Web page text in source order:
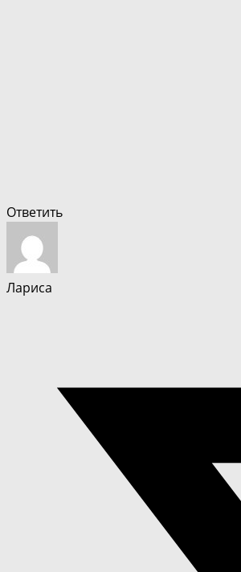
Ответить
Лариса